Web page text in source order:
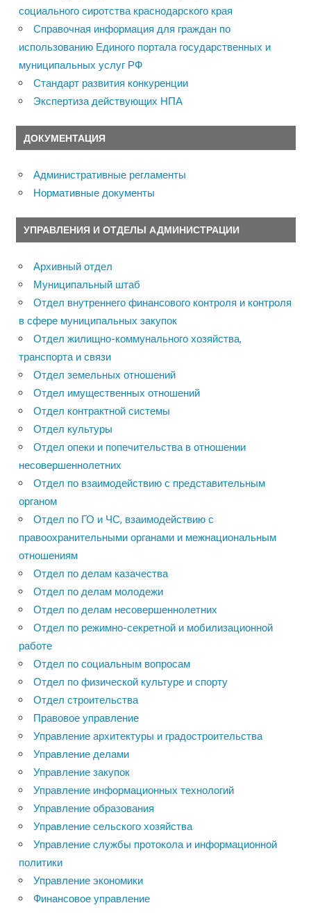
социального сиротства краснодарского края
Справочная информация для граждан по
использованию Единого портала государственных и
муниципальных услуг РФ
Стандарт развития конкуренции
Экспертиза действующих НПА
ДОКУМЕНТАЦИЯ
Административные регламенты
Нормативные документы
УПРАВЛЕНИЯ И ОТДЕЛЫ АДМИНИСТРАЦИИ
Архивный отдел
Муниципальный штаб
Отдел внутреннего финансового контроля и контроля
в сфере муниципальных закупок
Отдел жилищно-коммунального хозяйства,
транспорта и связи
Отдел земельных отношений
Отдел имущественных отношений
Отдел контрактной системы
Отдел культуры
Отдел опеки и попечительства в отношении
несовершеннолетних
Отдел по взаимодействию с представительным
органом
Отдел по ГО и ЧС, взаимодействию с
правоохранительными органами и межнациональным
отношениям
Отдел по делам казачества
Отдел по делам молодежи
Отдел по делам несовершеннолетних
Отдел по режимно-секретной и мобилизационной
работе
Отдел по социальным вопросам
Отдел по физической культуре и спорту
Отдел строительства
Правовое управление
Управление архитектуры и градостроительства
Управление делами
Управление закупок
Управление информационных технологий
Управление образования
Управление сельского хозяйства
Управление службы протокола и информационной
политики
Управление экономики
Финансовое управление